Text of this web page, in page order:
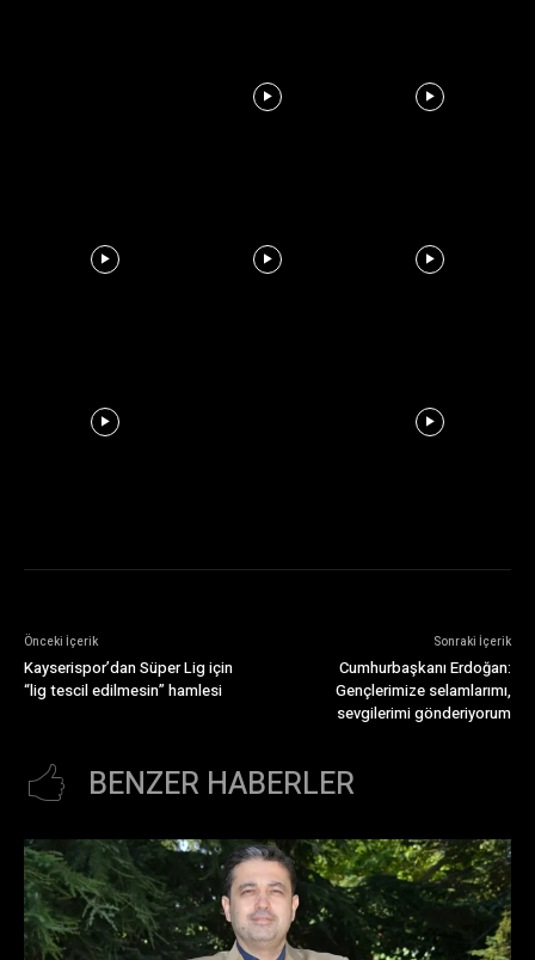
Önceki İçerik
Kayserispor’dan Süper Lig için
“lig tescil edilmesin” hamlesi
Sonraki İçerik
Cumhurbaşkanı Erdoğan:
Gençlerimize selamlarımı,
sevgilerimi gönderiyorum
BENZER HABERLER